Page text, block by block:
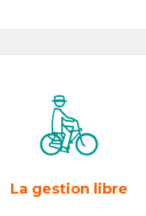
La gestion libre